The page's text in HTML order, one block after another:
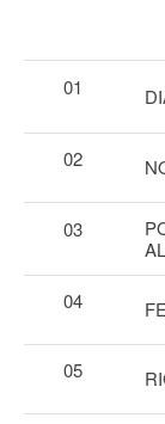
01
02
03
04
05